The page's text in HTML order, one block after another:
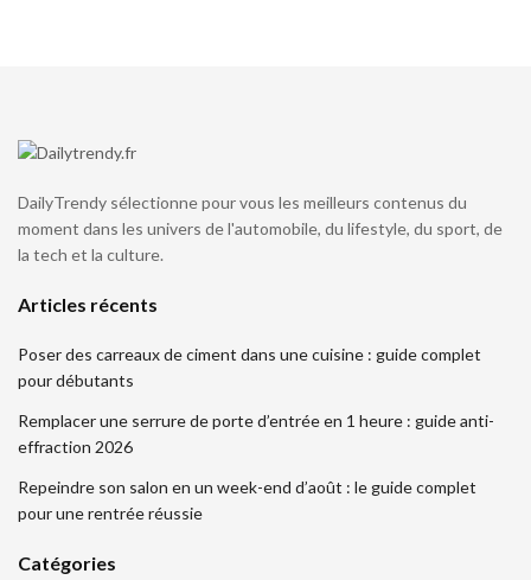
DailyTrendy sélectionne pour vous les meilleurs contenus du
moment dans les univers de l'automobile, du lifestyle, du sport, de
la tech et la culture.
Articles récents
Poser des carreaux de ciment dans une cuisine : guide complet
pour débutants
Remplacer une serrure de porte d’entrée en 1 heure : guide anti-
effraction 2026
Repeindre son salon en un week-end d’août : le guide complet
pour une rentrée réussie
Catégories